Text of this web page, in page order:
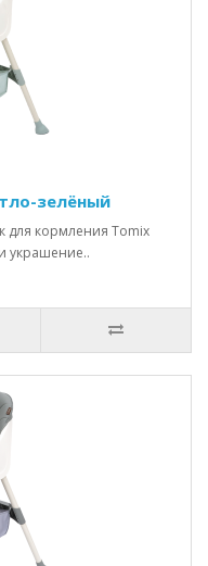
зелёный
для кормления Tomix
украшение..